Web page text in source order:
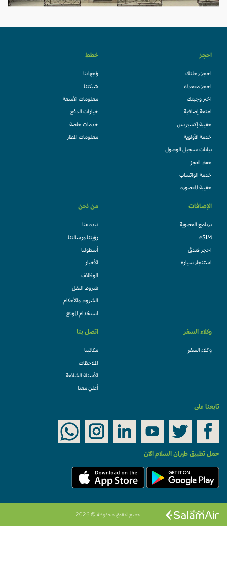
احجز
احجز رحلتك
احجز مقعدك
اختر وجبتك
امتعة إضافية
حقيبة إكسبريس
خدمة الأولوية
بيانات تسجيل الوصول
حفظ الحجز
خدمة الواتساب
حقيبة المقصورة
خطط
وُجهاتنا
شبكتنا
معلومات الأمتعة
خيارات الدفع
خدمات خاصة
معلومات المطار
الإضافات
برنامج العضوية
eSIM
احجز فندقً
استئجار سيارة
من نحن
نبذة عنا
رؤيتنا ورسالتنا
أسطولنا
الأخبار
الوظائف
شروط النقل
الشروط والأحكام
استخدام الموقع
وكلاء السفر
وكلاء السفر
اتصل بنا
مكاتبنا
الملاحظات
الأسئلة الشائعة
أعلن معنا
تابعنا على
حمل تطبيق طيران السلام الان
جميع الحقوق محفوظة © 2026